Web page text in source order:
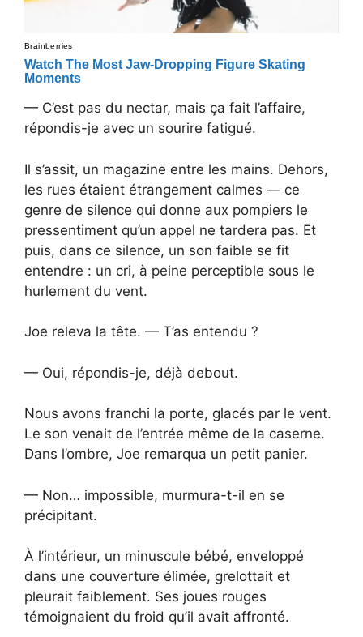
— C’est pas du nectar, mais ça fait l’affaire,
répondis-je avec un sourire fatigué.
Il s’assit, un magazine entre les mains. Dehors,
les rues étaient étrangement calmes — ce
genre de silence qui donne aux pompiers le
pressentiment qu’un appel ne tardera pas. Et
puis, dans ce silence, un son faible se fit
entendre : un cri, à peine perceptible sous le
hurlement du vent.
Joe releva la tête. — T’as entendu ?
— Oui, répondis-je, déjà debout.
Nous avons franchi la porte, glacés par le vent.
Le son venait de l’entrée même de la caserne.
Dans l’ombre, Joe remarqua un petit panier.
— Non… impossible, murmura-t-il en se
précipitant.
À l’intérieur, un minuscule bébé, enveloppé
dans une couverture élimée, grelottait et
pleurait faiblement. Ses joues rouges
témoignaient du froid qu’il avait affronté.